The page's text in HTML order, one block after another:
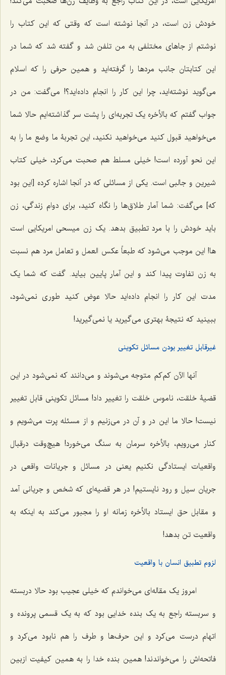
خودش زن است، در آنجا نوشته است که وقتی که این کتاب را
نوشتم از جاهای مختلفی به من تلفن شد و گفته شد که شما در
این کتابتان جانب مردها را گرفته‌اید و همین حرفی را که اسلام
می‌گوید نوشته‌اید، چرا این کار را انجام داده‌اید؟! می‌گفت: من در
جواب گفتم که بالأخره یک تجربه‌ای را پشت سر گذاشته‌ایم حالا شما
می‌خواهید قبول کنید می‌خواهید نکنید، این تجربۀ ما وضع ما را به
این نحو آورده است! خیلی مسلط هم صحبت می‌کرد، خیلی کتاب
شیرین و جالبی است. یکی از مسائلی که در آنجا اشاره کرده [این بود
که] می‌گفت: شما آمار طلاق‌ها را نگاه کنید، برای دوام زندگی، زن
باید خودش را با مرد تطبیق بدهد. یک زن میسحی امریکایی است
‌ها! این موجب می‌شود که طبعاً عکس العمل و تعامل مرد هم نسبت
به زن تفاوت پیدا کند و این آمار پایین بیاید. گفت که شما یک
مدت این کار را انجام داده‌اید حالا عوض کنید طوری نمی‌شود،
ببینید که نتیجۀ بهتری می‌گیرید یا نمی‌گیرید!
غیرقابل تغییر بودن مسائل تکوینی
آنها الآن کم‌کم متوجه می‌شوند و می‌دانند که نمی‌شود در این
قضیۀ خلقت، ناموس خلقت را تغییر داد! مسائل تکوینی قابل تغییر
نیست! حالا ما این در و آن در می‌زنیم و از مسئله پرت می‌شویم و
کنار می‌رویم، بالأخره سرمان به سنگ می‌خورد! هیچ‌وقت درقبال
واقعیات ایستادگی نکنیم یعنی در مسائل و جریانات واقعی در
جریان سیل و رود نایستیم! در هر قضیه‌ای که شخص و جریانی آمد
و مقابل حق ایستاد بالأخره زمانه او را مجبور می‌کند به اینکه به
واقعیت تن بدهد!
لزوم تطبیق انسان با واقعیت
امروز یک مقاله‌ای می‌خواندم که خیلی عجیب بود حالا دربسته
و سربسته راجع به یک بنده خدایی بود که به یک قسمی پرونده و
اتهام درست می‌کرد و این حرف‌ها و طرف را هم نابود می‌کرد و
فاتحه‌اش را می‌خواندند! همین بنده خدا را به همین کیفیت ازبین